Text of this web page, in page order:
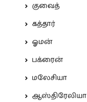
குவைத்
கத்தார்
ஓமன்
பக்ரைன்
மலேசியா
ஆஸ்திரேலியா